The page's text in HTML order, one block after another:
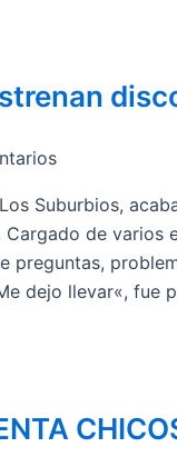
Suburbios,
de varios
preguntas,
dejo llevar«, fue